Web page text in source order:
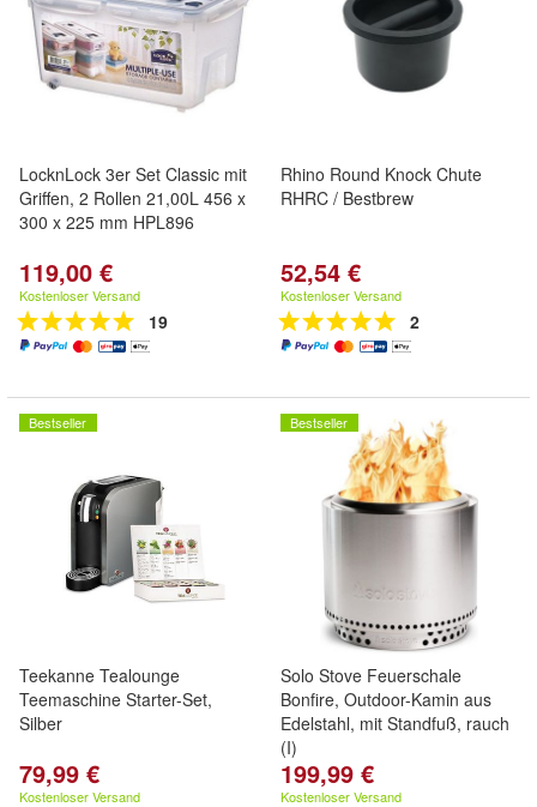
LocknLock 3er Set Classic mit
Griffen, 2 Rollen 21,00L 456 x
300 x 225 mm HPL896
119,00 €
Kostenloser Versand
19
Rhino Round Knock Chute
RHRC / Bestbrew
52,54 €
Kostenloser Versand
2
Bestseller
Teekanne Tealounge
Teemaschine Starter-Set,
Silber
79,99 €
Kostenloser Versand
Bestseller
Solo Stove Feuerschale
Bonfire, Outdoor-Kamin aus
Edelstahl, mit Standfuß, rauch
(I)
199,99 €
Kostenloser Versand